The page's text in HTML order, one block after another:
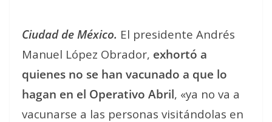
Ciudad de México. El presidente Andrés
Manuel López Obrador, exhortó a
quienes no se han vacunado a que lo
hagan en el Operativo Abril, «ya no va a
vacunarse a las personas visitándolas en